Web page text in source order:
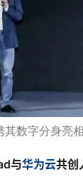
其数字分身亮相
与华为云共创